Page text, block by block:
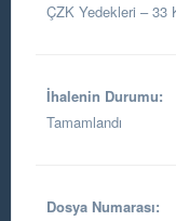
ÇZK Yedekleri – 33
İhalenin Durumu:
Tamamlandı
Dosya Numarası: